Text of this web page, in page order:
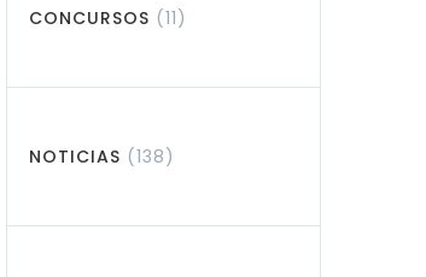
CONCURSOS (11)
NOTICIAS (138)